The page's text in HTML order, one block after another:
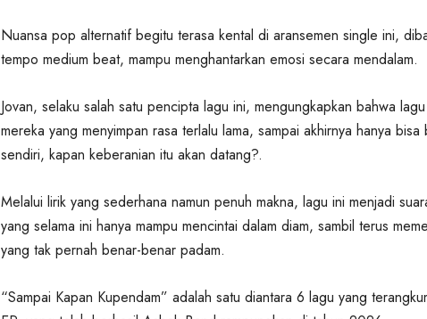
Nuansa pop alternatif begitu terasa kental di aransemen single ini,
tempo medium beat, mampu menghantarkan emosi secara mendalam.
Jovan, selaku salah satu pencipta lagu ini, mengungkapkan bahwa
mereka yang menyimpan rasa terlalu lama, sampai akhirnya hanya
sendiri, kapan keberanian itu akan datang?.
Melalui lirik yang sederhana namun penuh makna, lagu ini menjadi
yang selama ini hanya mampu mencintai dalam diam, sambil terus
yang tak pernah benar-benar padam.
“Sampai Kapan Kupendam” adalah satu diantara 6 lagu yang